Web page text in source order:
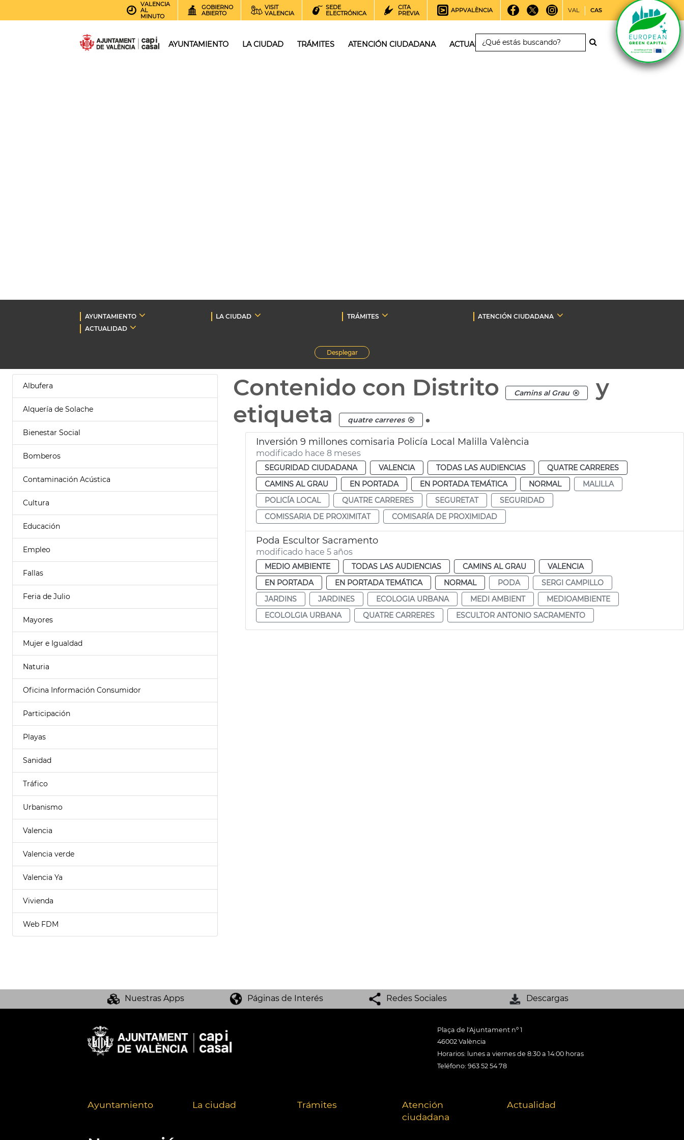
VALENCIA
AL
MINUTO
GOBIERNO
ABIERTO
VISIT
VALENCIA
SEDE
ELECTRÓNICA
CITA
PREVIA
APPVALÈNCIA VAL CAS
AYUNTAMIENTO LA CIUDAD TRÁMITES ATENCIÓN CIUDADANA ACTUALIDAD
AYUNTAMIENTO LA CIUDAD TRÁMITES
ATENCIÓN CIUDADANA
ACTUALIDAD
Desplegar
Albufera
Alquería de Solache
Bienestar Social
Bomberos
Contaminación Acústica
Cultura
Educación
Empleo
Fallas
Feria de Julio
Mayores
Mujer e Igualdad
Naturia
Oficina Información Consumidor
Participación
Playas
Sanidad
Tráfico
Urbanismo
Valencia
Valencia verde
Valencia Ya
Vivienda
Web FDM
Contenido con Distrito Camins al Grau
y
etiqueta
quatre carreres .
Inversión 9 millones comisaria Policía Local Malilla València
modificado hace 8 meses
SEGURIDAD CIUDADANA VALENCIA TODAS LAS AUDIENCIAS
QUATRE CARRERES
CAMINS AL GRAU
EN PORTADA EN PORTADA TEMÁTICA NORMAL
MALILLA
POLICÍA LOCAL
QUATRE CARRERES SEGURETAT
SEGURIDAD
COMISSARIA DE PROXIMITAT
COMISARÍA DE PROXIMIDAD
Poda Escultor Sacramento
modificado hace 5 años
MEDIO AMBIENTE TODAS LAS AUDIENCIAS CAMINS AL GRAU
VALENCIA
EN PORTADA
EN PORTADA TEMÁTICA NORMAL PODA
SERGI CAMPILLO
JARDINS
JARDINES ECOLOGIA URBANA MEDI AMBIENT
MEDIOAMBIENTE
ECOLOLGIA URBANA
QUATRE CARRERES ESCULTOR ANTONIO SACRAMENTO
Nuestras Apps Páginas de Interés Redes Sociales Descargas
Plaça de l'Ajuntament nº 1
46002 València
Horarios: lunes a viernes de 8:30 a 14:00 horas
Teléfono: 963 52 54 78
Ayuntamiento La ciudad Trámites
Atención
ciudadana
Actualidad